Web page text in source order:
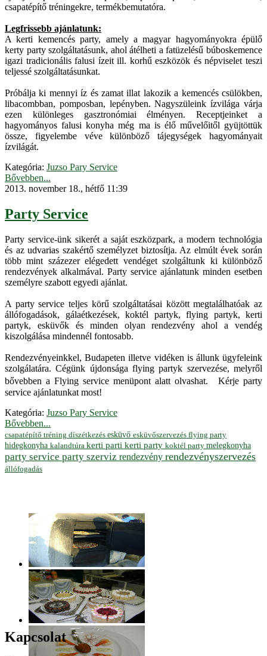
csapatépítő tréningekre, termékbemutatóra.
Legfrissebb ajánlatunk:
A kerti kemencés party, amely a magyar hagyományokra épülő
kerty party szolgáltatásunk, ahol átélheti a fatüzelésű búboskemence
igazi tradicionális falusi ízeit ill. korhű eszközök és népviselet teszi
teljessé szolgáltatásunkat.
Próbálja ki mennyi íz és zamat illat lakozik a kemencés csülökben,
libacombban, pomposban, lepényben. Nagyszüleink ízvilága várja
ezen különleges gasztronómiai élményen. Receptjeinket a
hagyományos falusi konyha még ma is élő művelőitől gyüjtöttük
össze, figyelembe véve különböző tájegységek hagyományait
ízvilágát.
Kategória: Juzso Pary Service
Bővebben...
2013. november 18., hétfő 11:39
Party Service
Party service-ünk sikerét a saját eszközpark, a modern technológia
és az udvarias szakértő személyzet biztosítja. Az elmúlt évek során
több mint százezer elégedett vendéget szolgáltunk ki különböző
rendezvények alkalmával. Party service ajánlatunk minden esetben
személyre szabott egyedi ajánlat.
A party service teljes körű szolgáltatásai között megtalálhatóak az
állófogadások, gálaétkezések, koktél partyk, flying partyk, kerti
partyk, esküvők és minden olyan rendezvény ahol a vendég
kiszolgálása mindennél fontosabb.
Rendezvényeinkkel, Budapeten illetve vidéken is állunk ügyfeleink
szolgálatára. Cégünk újdonsága flying partyk szervezése, melyről
bővebben a Flying service menüpont alatt olvashat. Kérje party
service ajánlatunkat most!
Kategória: Juzso Pary Service
Bővebben...
csapatépítő tréning díszétkezés esküvő esküvőszervezés flying party
hidegkonyha kalandtúra kerti parti kerti party koktél party melegkonyha
party service party szerviz rendezvény rendezvényszervezés
állófogadás
Kapcsolat